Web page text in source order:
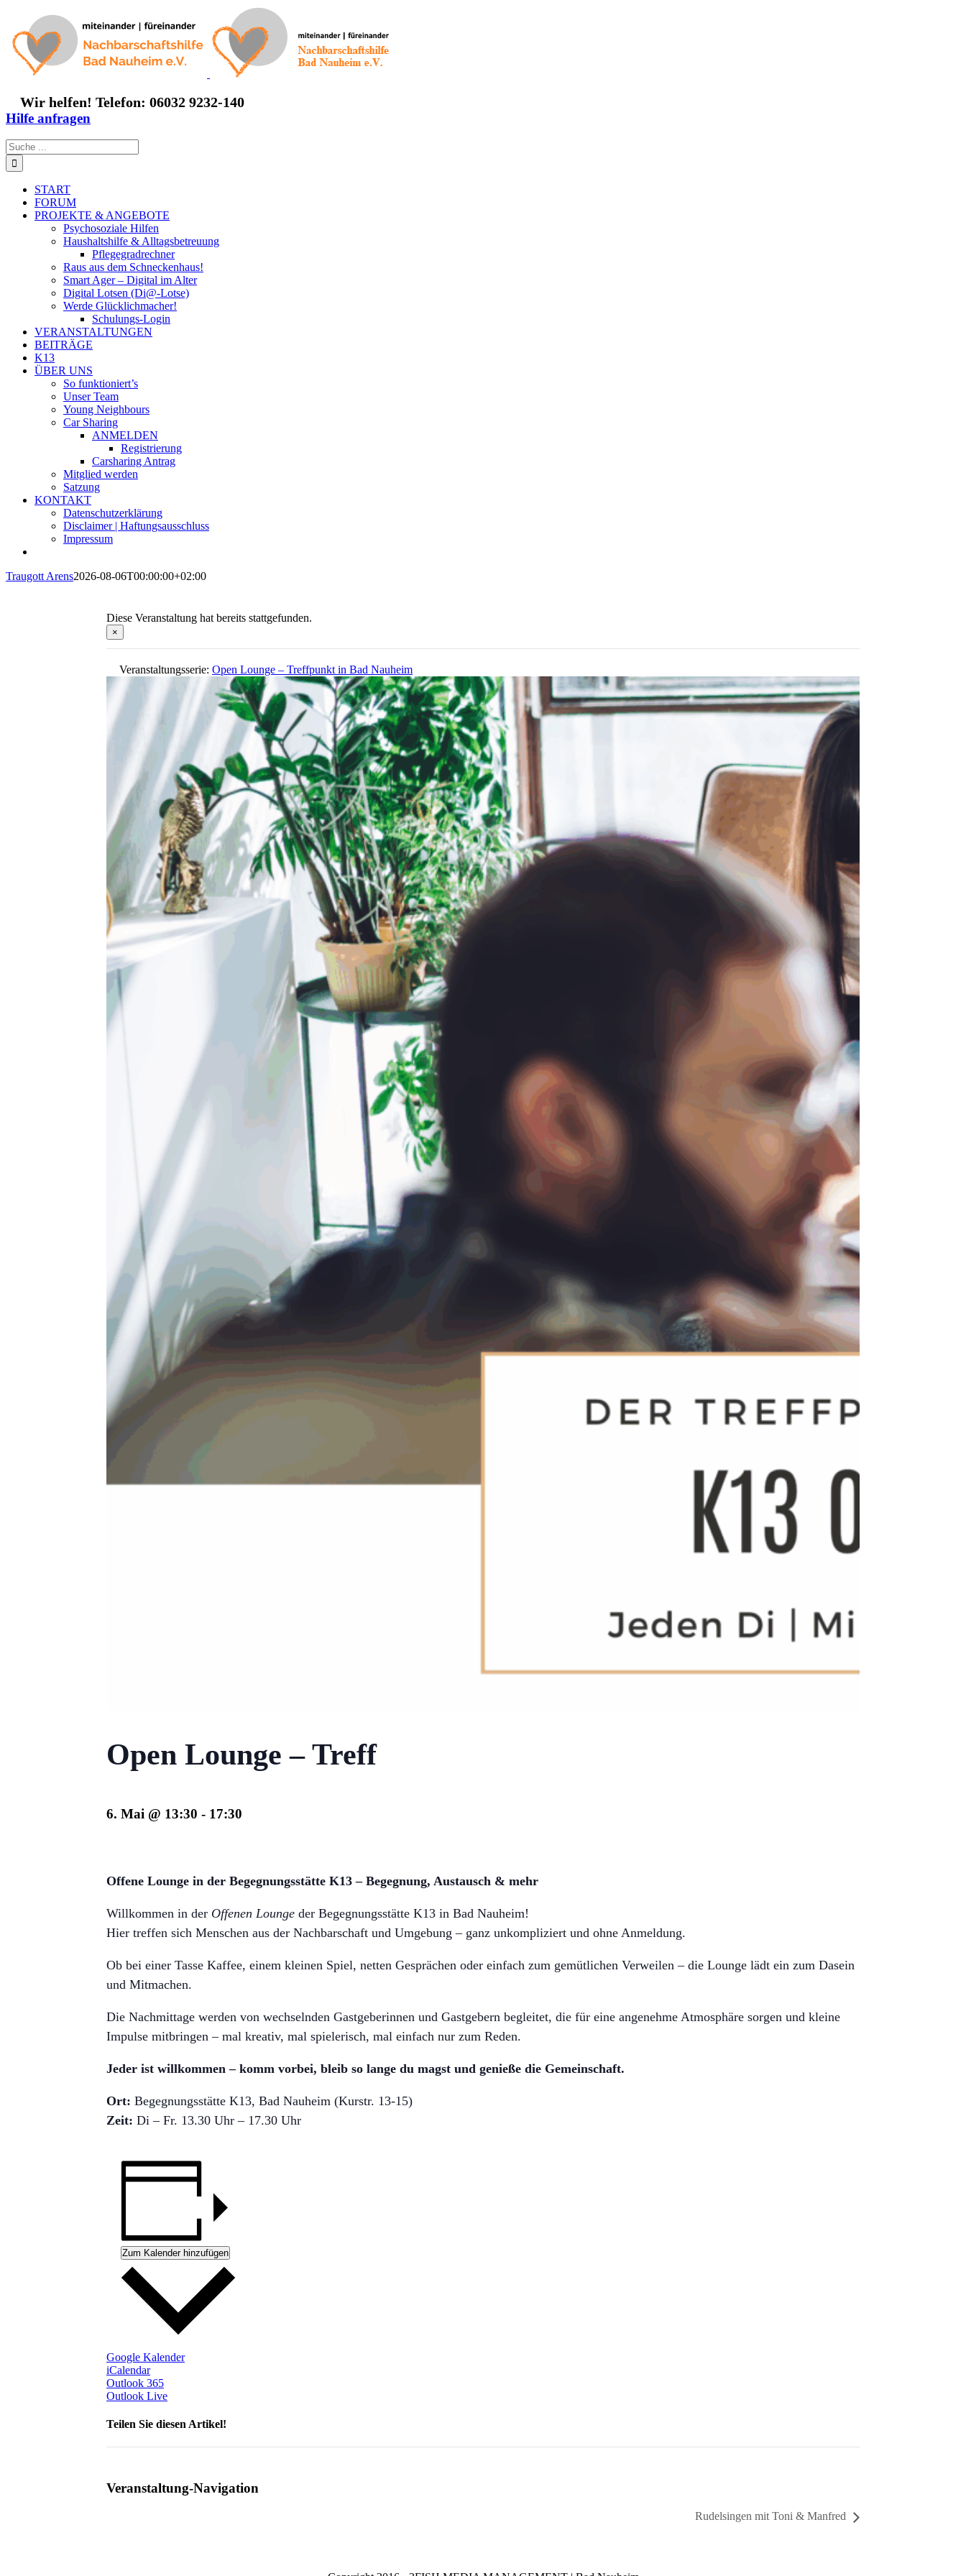
springen
Wir helfen! Telefon: 06032 9232-140
Hilfe anfragen
Suche
nach:
START
FORUM
PROJEKTE & ANGEBOTE
Psychosoziale Hilfen
Haushaltshilfe & Alltagsbetreuung
Pflegegradrechner
Raus aus dem Schneckenhaus!
Smart Ager – Digital im Alter
Digital Lotsen (Di@-Lotse)
Werde Glücklichmacher!
Schulungs-Login
VERANSTALTUNGEN
BEITRÄGE
K13
ÜBER UNS
So funktioniert’s
Unser Team
Young Neighbours
Car Sharing
ANMELDEN
Registrierung
Carsharing Antrag
Mitglied werden
Satzung
KONTAKT
Datenschutzerklärung
Disclaimer | Haftungsausschluss
Impressum
Traugott Arens2026-08-06T00:00:00+02:00
Diese Veranstaltung hat bereits stattgefunden.
×
Veranstaltungsserie: Open Lounge – Treffpunkt in Bad Nauheim
Open Lounge – Treff
6. Mai @ 13:30 - 17:30
Offene Lounge in der Begegnungsstätte K13 – Begegnung, Austausch & mehr
Willkommen in der Offenen Lounge der Begegnungsstätte K13 in Bad Nauheim!
Hier treffen sich Menschen aus der Nachbarschaft und Umgebung – ganz unkompliziert und ohne Anmeldung.
Ob bei einer Tasse Kaffee, einem kleinen Spiel, netten Gesprächen oder einfach zum gemütlichen Verweilen – die Lounge lädt ein zum Dasein
und Mitmachen.
Die Nachmittage werden von wechselnden Gastgeberinnen und Gastgebern begleitet, die für eine angenehme Atmosphäre sorgen und kleine
Impulse mitbringen – mal kreativ, mal spielerisch, mal einfach nur zum Reden.
Jeder ist willkommen – komm vorbei, bleib so lange du magst und genieße die Gemeinschaft.
Ort: Begegnungsstätte K13, Bad Nauheim (Kurstr. 13-15)
Zeit: Di – Fr. 13.30 Uhr – 17.30 Uhr
Zum Kalender hinzufügen
Google Kalender
iCalendar
Outlook 365
Outlook Live
Teilen Sie diesen Artikel!
Veranstaltung-Navigation
Rudelsingen mit Toni & Manfred